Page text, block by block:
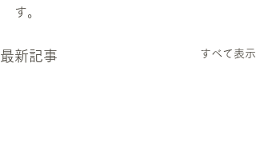
す。
最新記事 すべて表示